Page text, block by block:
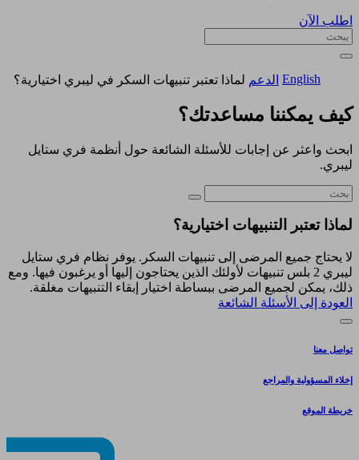
اطلب الآن
English الدعم لماذا تعتبر تنبيهات السكر في ليبري اختيارية؟
كيف يمكننا مساعدتك؟
ابحث واعثر عن إجابات للأسئلة الشائعة حول أنظمة فري ستايل
ليبري.
لماذا تعتبر التنبيهات اختيارية؟
لا يحتاج جميع المرضى إلى تنبيهات السكر. يوفر نظام فري ستايل
ليبري 2 بلس تنبيهات لأولئك الذين يحتاجون إليها أو يرغبون فيها. ومع
ذلك، يمكن لجميع المرضى ببساطة اختيار إبقاء التنبيهات مغلقة.
العودة إلى الأسئلة الشائعة
تواصل معنا
إخلاء المسؤولية والمراجع
خريطة الموقع